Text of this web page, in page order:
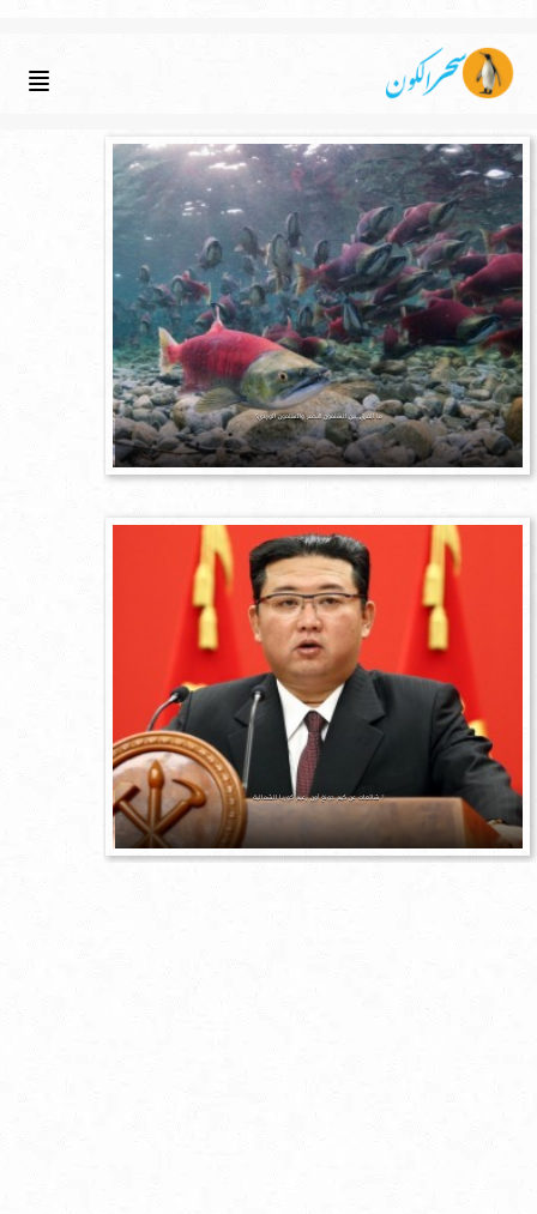
ما الفرق بين السلمون الأحمر والسلمون الوردي؟
7 شائعات عن كيم جونغ أون زعيم كوريا الشمالية